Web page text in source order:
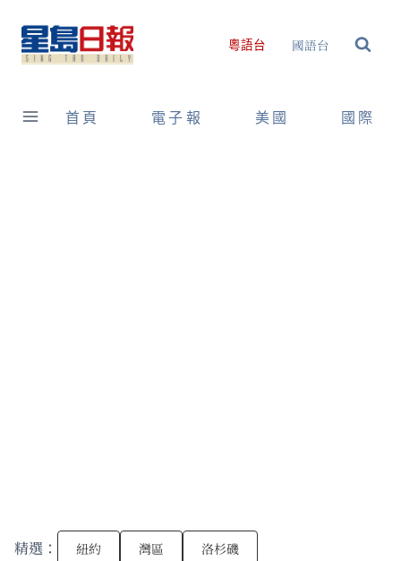
content
粵語台 國語台
首頁 電子報 美國 國際
精選： 紐約 灣區 洛杉磯